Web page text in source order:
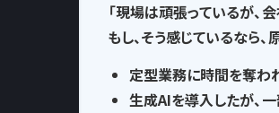
「現場は頑張っているが
もし、そう感じているなら、
定型業務に時間を奪わ
生成AIを導入したが、